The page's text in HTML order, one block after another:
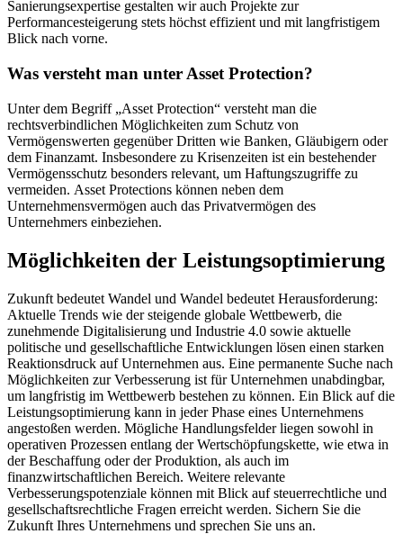
Sanierungsexpertise gestalten wir auch Projekte zur
Performancesteigerung stets höchst effizient und mit langfristigem
Blick nach vorne.
Was versteht man unter Asset Protection?
Unter dem Begriff „Asset Protection“ versteht man die
rechtsverbindlichen Möglichkeiten zum Schutz von
Vermögenswerten gegenüber Dritten wie Banken, Gläubigern oder
dem Finanzamt. Insbesondere zu Krisenzeiten ist ein bestehender
Vermögensschutz besonders relevant, um Haftungszugriffe zu
vermeiden. Asset Protections können neben dem
Unternehmensvermögen auch das Privatvermögen des
Unternehmers einbeziehen.
Möglichkeiten der Leistungsoptimierung
Zukunft bedeutet Wandel und Wandel bedeutet Herausforderung:
Aktuelle Trends wie der steigende globale Wettbewerb, die
zunehmende Digitalisierung und Industrie 4.0 sowie aktuelle
politische und gesellschaftliche Entwicklungen lösen einen starken
Reaktionsdruck auf Unternehmen aus. Eine permanente Suche nach
Möglichkeiten zur Verbesserung ist für Unternehmen unabdingbar,
um langfristig im Wettbewerb bestehen zu können. Ein Blick auf die
Leistungsoptimierung kann in jeder Phase eines Unternehmens
angestoßen werden. Mögliche Handlungsfelder liegen sowohl in
operativen Prozessen entlang der Wertschöpfungskette, wie etwa in
der Beschaffung oder der Produktion, als auch im
finanzwirtschaftlichen Bereich. Weitere relevante
Verbesserungspotenziale können mit Blick auf steuerrechtliche und
gesellschaftsrechtliche Fragen erreicht werden. Sichern Sie die
Zukunft Ihres Unternehmens und sprechen Sie uns an.